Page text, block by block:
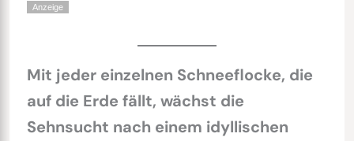
Anzeige
Mit jeder einzelnen Schneeflocke, die
auf die Erde fällt, wächst die
Sehnsucht nach einem idyllischen